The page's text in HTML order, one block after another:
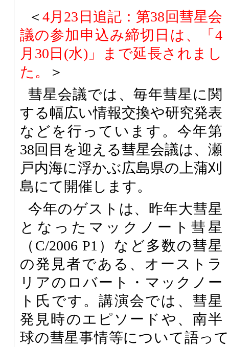
＜ 4月23日追記：第38回彗星会
議の参加申込み締切日は、「4
月30日(水)」まで延長されまし
た。
＞
彗星会議では、毎年彗星に関
する幅広い情報交換や研究発表
などを行っています。今年第
38回目を迎える彗星会議は、瀬
戸内海に浮かぶ広島県の上蒲刈
島にて開催します。
今年のゲストは、昨年大彗星
となったマックノート彗星
（C/2006 P1）など多数の彗星
の発見者である、オーストラ
リアのロバート・マックノー
ト氏です。講演会では、彗星
発見時のエピソードや、南半
球の彗星事情等について語っ